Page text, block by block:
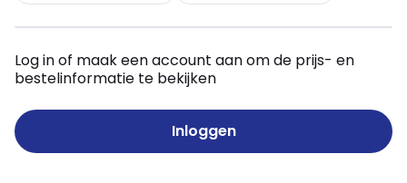
Log in of maak een account aan om de prijs- en
bestelinformatie te bekijken
Inloggen